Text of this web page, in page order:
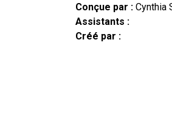
Conçue par :Cynthia
Assistants :
Créé par :